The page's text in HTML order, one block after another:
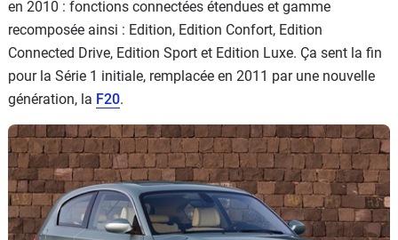
en 2010 : fonctions connectées étendues et gamme
recomposée ainsi : Edition, Edition Confort, Edition
Connected Drive, Edition Sport et Edition Luxe. Ça sent la fin
pour la Série 1 initiale, remplacée en 2011 par une nouvelle
génération, la F20.